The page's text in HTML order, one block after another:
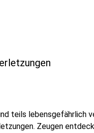
teils lebensgefährlich
Zeugen